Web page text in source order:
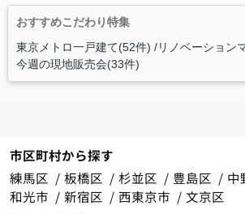
おすすめこだわり特集
東京メトロ一戸建て(52件) リノベーション
今週の現地販売会(33件)
市区町村から探す
練馬区
板橋区 杉並区 豊島区 中
和光市
新宿区 西東京市
文京区